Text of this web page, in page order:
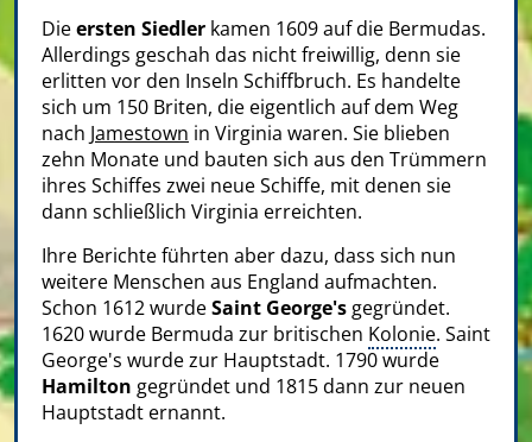
Dieersten Siedler kamen 1609 auf die Bermudas.
Allerdings geschah das nicht freiwillig, denn sie
erlitten vor den Inseln Schiffbruch. Es handelte
sich um 150 Briten, die eigentlich auf dem Weg
nach Jamestown in Virginia waren. Sie blieben
zehn Monate und bauten sich aus den Trümmern
ihres Schiffes zwei neue Schiffe, mit denen sie
dann schließlich Virginia erreichten.
Ihre Berichte führten aber dazu, dass sich nun
weitere Menschen aus England aufmachten.
Schon 1612 wurdeSaint George's gegründet.
1620 wurde Bermuda zur britischen Kolonie. Saint
George's wurde zur Hauptstadt. 1790 wurde
Hamilton gegründet und 1815 dann zur neuen
Hauptstadt ernannt.